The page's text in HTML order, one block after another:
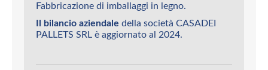
Fabbricazione di imballaggi in legno.
Il bilancio aziendale della società CASADEI
PALLETS SRL è aggiornato al 2024.